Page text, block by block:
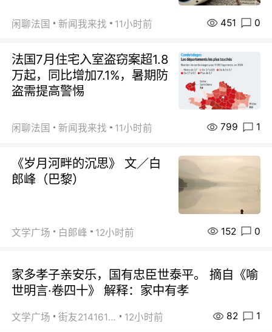
闲聊法国 新闻我来找 11小时前 451 0
法国7月住宅入室盗窃案超1.8
万起，同比增加7.1%，暑期防
盗需提高警惕
闲聊法国 新闻我来找 11小时前 799 1
《岁月河畔的沉思》 文／白
郎峰（巴黎）
文学广场 白郞峰 12小时前 152 0
家多孝子亲安乐，国有忠臣世泰平。 摘自《喻
世明言·卷四十》 解释：家中有孝
文学广场 街友21416156 12小时前 82 1